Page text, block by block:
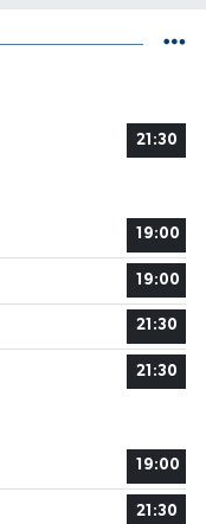
21:30
19:00
19:00
21:30
21:30
19:00
21:30